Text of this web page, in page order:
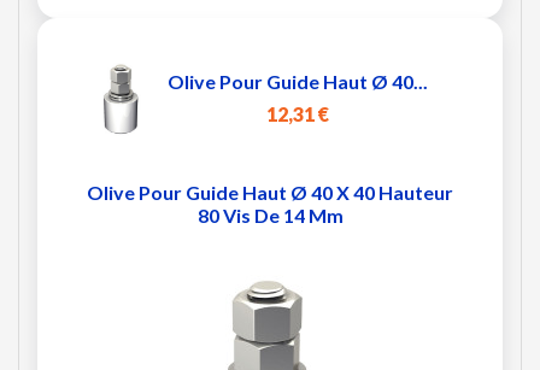
Olive Pour Guide Haut Ø 40...
12,31 €
Olive Pour Guide Haut Ø 40 X 40 Hauteur
80 Vis De 14 Mm